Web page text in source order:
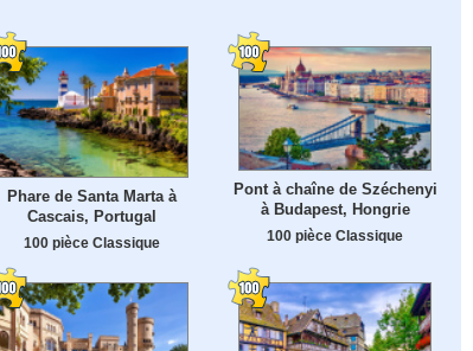
Phare de Santa Marta à
Cascais, Portugal
100 pièce Classique
Pont à chaîne de Széchenyi
à Budapest, Hongrie
100 pièce Classique